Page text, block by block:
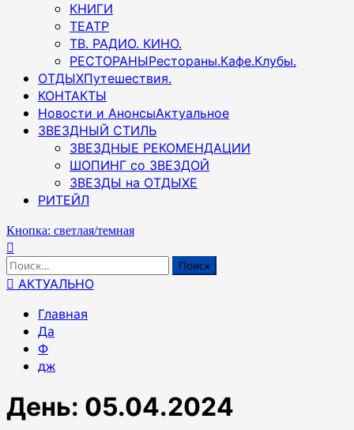
КНИГИ
ТЕАТР
ТВ. РАДИО. КИНО.
РЕСТОРАНЫРестораны.Кафе.Клубы.
ОТДЫХПутешествия.
КОНТАКТЫ
Новости и АнонсыАктуальное
ЗВЕЗДНЫЙ СТИЛЬ
ЗВЕЗДНЫЕ РЕКОМЕНДАЦИИ
ШОПИНГ со ЗВЕЗДОЙ
ЗВЕЗДЫ на ОТДЫХЕ
РИТЕЙЛ
Кнопка: светлая/темная
Найти:
АКТУАЛЬНО
Главная
Да
Ф
дж
День: 05.04.2024